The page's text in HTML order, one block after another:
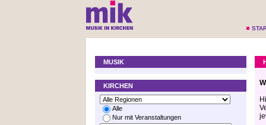
MUSIK
KIRCHEN
Alle
Nur mit Veranstaltungen